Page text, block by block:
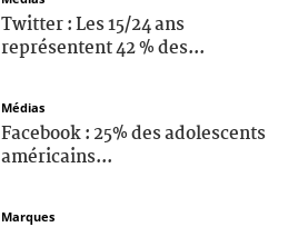
Twitter : Les 15/24 ans
représentent 42 % des...
Médias
Facebook : 25% des adolescents
américains...
Marques